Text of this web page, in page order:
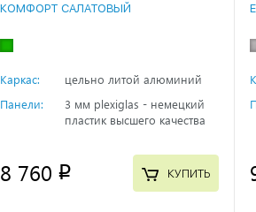
КОМФОРТ САЛАТОВЫЙ
Каркас:
цельно литой алюминий
Панели:
3 мм plexiglas - немецкий
пластик высшего качества
8 760 p КУПИТЬ